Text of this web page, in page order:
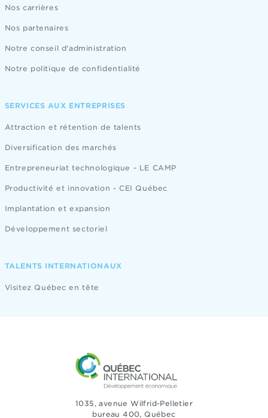
Nos carrières
Nos partenaires
Notre conseil d'administration
Notre politique de confidentialité
SERVICES AUX ENTREPRISES
Attraction et rétention de talents
Diversification des marchés
Entrepreneuriat technologique - LE CAMP
Productivité et innovation - CEI Québec
Implantation et expansion
Développement sectoriel
TALENTS INTERNATIONAUX
Visitez Québec en tête
1035, avenue Wilfrid-Pelletier
bureau 400, Québec